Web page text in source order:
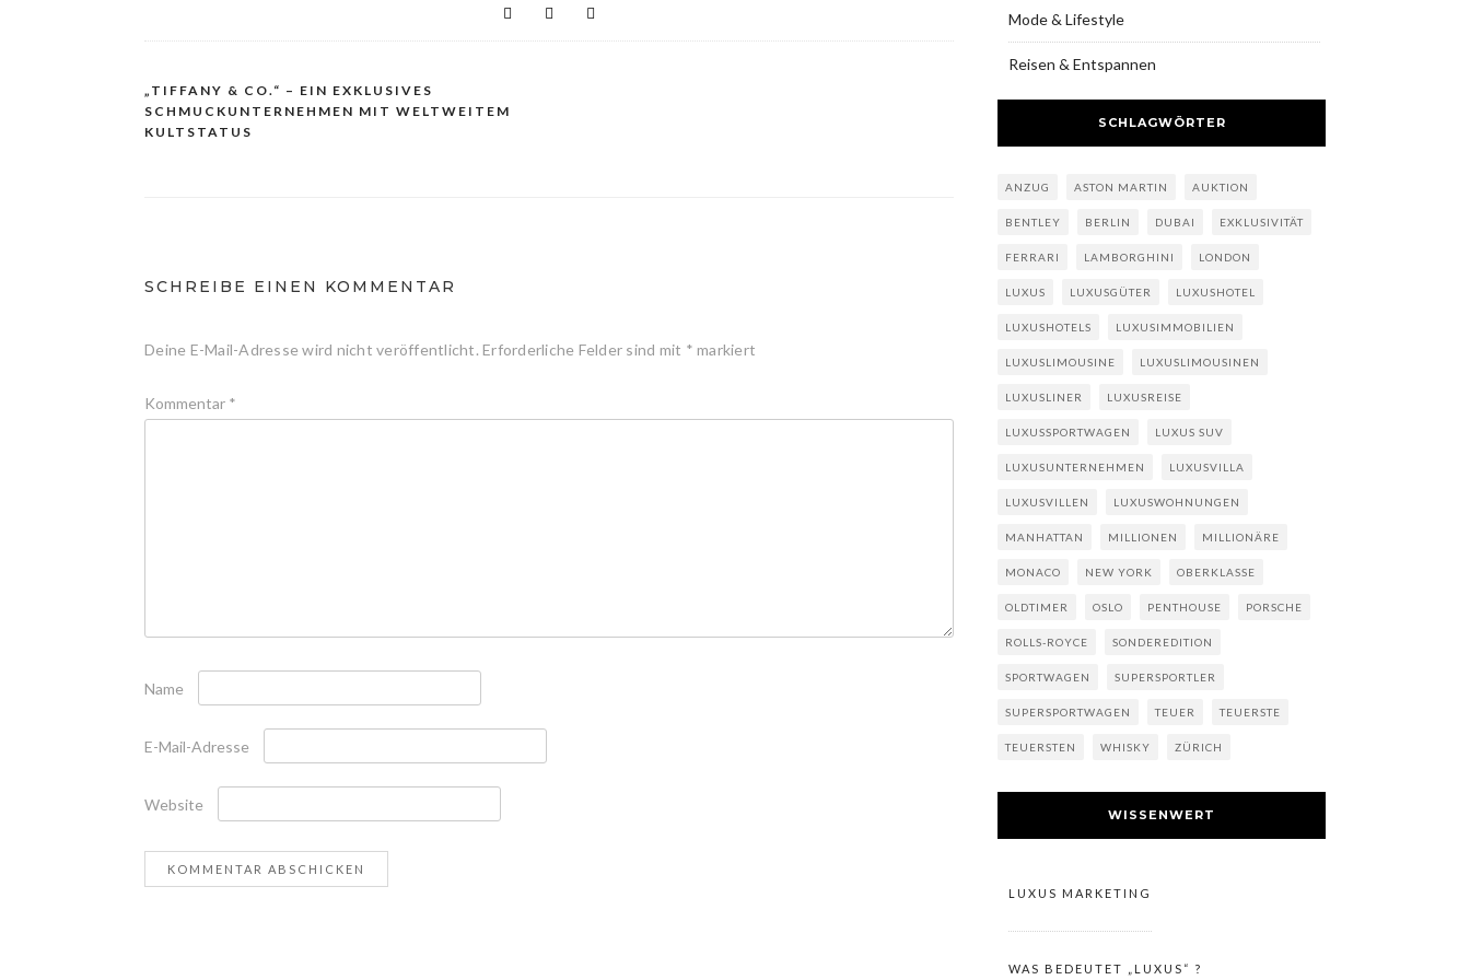
Beitragsnavigation
„TIFFANY & CO.“ – EIN EXKLUSIVES
SCHMUCKUNTERNEHMEN MIT WELTWEITEM
KULTSTATUS
SCHREIBE EINEN KOMMENTAR
Deine E-Mail-Adresse wird nicht veröffentlicht. Erforderliche Felder sind mit * markiert
Kommentar *
Name
E-Mail-Adresse
Website
Mode & Lifestyle
Reisen & Entspannen
SCHLAGWÖRTER
ANZUG ASTON MARTIN AUKTION
BENTLEY BERLIN DUBAI EXKLUSIVITÄT
FERRARI LAMBORGHINI LONDON
LUXUS LUXUSGÜTER LUXUSHOTEL
LUXUSHOTELS LUXUSIMMOBILIEN
LUXUSLIMOUSINE LUXUSLIMOUSINEN
LUXUSLINER LUXUSREISE
LUXUSSPORTWAGEN LUXUS SUV
LUXUSUNTERNEHMEN LUXUSVILLA
LUXUSVILLEN LUXUSWOHNUNGEN
MANHATTAN MILLIONEN MILLIONÄRE
MONACO NEW YORK OBERKLASSE
OLDTIMER OSLO PENTHOUSE PORSCHE
ROLLS-ROYCE SONDEREDITION
SPORTWAGEN SUPERSPORTLER
SUPERSPORTWAGEN TEUER TEUERSTE
TEUERSTEN WHISKY ZÜRICH
WISSENWERT
LUXUS MARKETING
WAS BEDEUTET „LUXUS“ ?